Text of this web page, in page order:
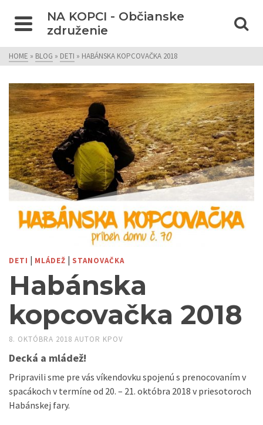
NA KOPCI - Občianske
združenie
HOME » BLOG » DETI » HABÁNSKA KOPCOVAČKA 2018
DETI | MLÁDEŽ | STANOVAČKA
Habánska
kopcovačka 2018
8. OKTÓBRA 2018 AUTOR KPOV
Decká a mládež!
Pripravili sme pre vás víkendovku spojenú s prenocovaním v
spacákoch v termíne od 20. – 21. októbra 2018 v priesotoroch
Habánskej fary.